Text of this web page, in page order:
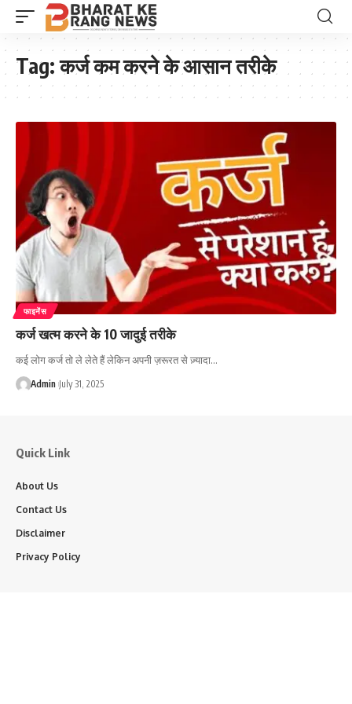
Tag:कर्ज कम करने के आसान तरीके
फाइनेंस
कर्ज खत्म करने के 10 जादुई तरीके
कई लोग कर्ज तो ले लेते हैं लेकिन अपनी ज़रूरत से ज़्यादा…
Admin July 31, 2025
Quick Link
About Us
Contact Us
Disclaimer
Privacy Policy